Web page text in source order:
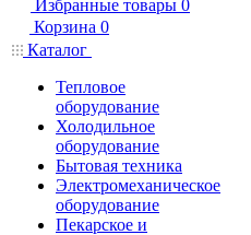
Избранные товары 0
Корзина 0
Каталог
Тепловое
оборудование
Холодильное
оборудование
Бытовая техника
Электромеханическое
оборудование
Пекарское и